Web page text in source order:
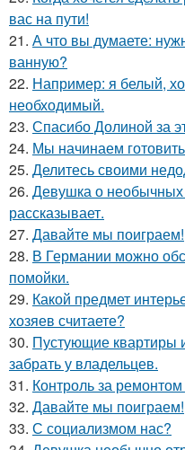
вас на пути!
21. А что вы думаете:
ванную?
22. Например: я белый,
необходимый.
23. Спасибо Долиной за
24. Мы начинаем
25. Делитесь своими
26. Девушка о
рассказывает.
27. Давайте мы поиграем!
28. В Германии можно
помойки.
29. Какой предмет
хозяев считаете?
30. Пустующие квартиры
забрать у владельцев.
31. Контроль за
32. Давайте мы поиграем!
33. С социализмом нас?